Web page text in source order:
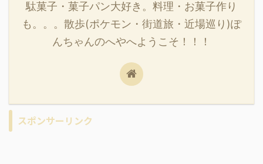
駄菓子・菓子パン大好き。料理・お菓子作り
も。。。散歩(ポケモン・街道旅・近場巡り)ぽ
んちゃんのへやへようこそ！！！
スポンサーリンク